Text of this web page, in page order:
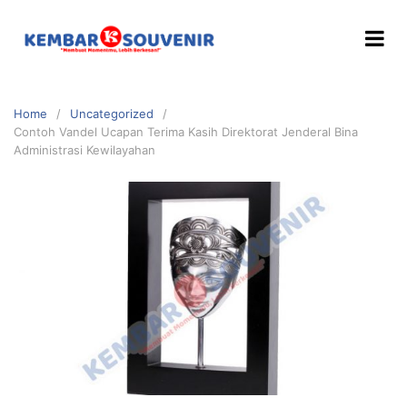
Home
Uncategorized
Contoh Vandel Ucapan Terima Kasih Direktorat Jenderal Bina
Administrasi Kewilayahan